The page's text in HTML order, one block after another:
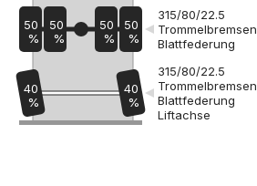
50
%
50
%
50
%
50
%
315/80/22.5
Trommelbremsen
Blattfederung
40
%
40
%
315/80/22.5
Trommelbremsen
Blattfederung
Liftachse